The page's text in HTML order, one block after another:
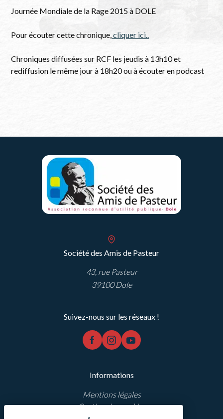
Journée Mondiale de la Rage 2015 à DOLE
Pour écouter cette chronique, cliquer ici..
Chroniques diffusées sur RCF les jeudis à 13h10 et
rediffusion le même jour à 18h20 ou à écouter en podcast
Société des Amis de Pasteur
43, rue Pasteur
39100 Dole
Suivez-nous sur les réseaux !
facebook
instagramyoutube
Informations
Mentions légales
Gestion des cookies